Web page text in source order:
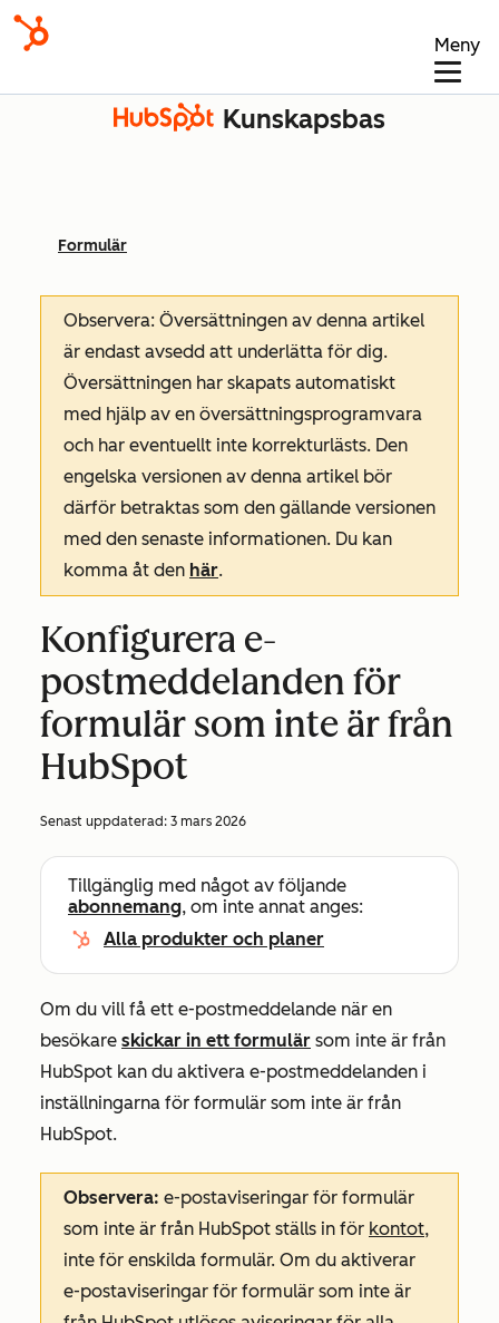
Meny
Kunskapsbas
Formulär
Observera: Översättningen av denna artikel
är endast avsedd att underlätta för dig.
Översättningen har skapats automatiskt
med hjälp av en översättningsprogramvara
och har eventuellt inte korrekturlästs. Den
engelska versionen av denna artikel bör
därför betraktas som den gällande versionen
med den senaste informationen. Du kan
komma åt den här.
Konfigurera e-
postmeddelanden för
formulär som inte är från
HubSpot
Senast uppdaterad: 3 mars 2026
Tillgänglig med något av följande
abonnemang, om inte annat anges:
Alla produkter och planer
Om du vill få ett e-postmeddelande när en
besökare skickar in ett formulär som inte är från
HubSpot kan du aktivera e-postmeddelanden i
inställningarna för formulär som inte är från
HubSpot.
Observera: e-postaviseringar för formulär
som inte är från HubSpot ställs in för kontot,
inte för enskilda formulär. Om du aktiverar
e-postaviseringar för formulär som inte är